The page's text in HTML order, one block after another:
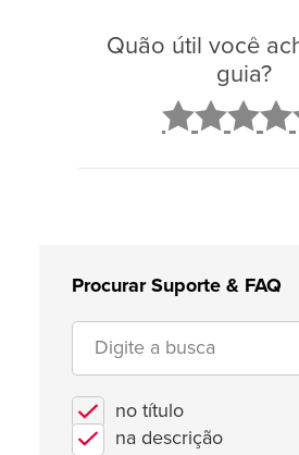
Quão útil você
guia?
Procurar Suporte & FAQ
no título
na descrição